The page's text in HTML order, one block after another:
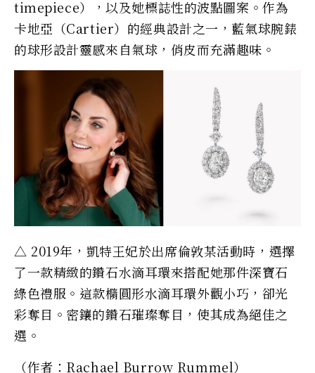
timepiece），以及她標誌性的波點圖案。作為
卡地亞（Cartier）的經典設計之一，藍氣球腕錶
的球形設計靈感來自氣球，俏皮而充滿趣味。
△ 2019年，凱特王妃於出席倫敦某活動時，選擇
了一款精緻的鑽石水滴耳環來搭配她那件深寶石
綠色禮服。這款橢圓形水滴耳環外觀小巧，卻光
彩奪目。密鑲的鑽石璀璨奪目，使其成為絕佳之
選。
（作者：Rachael Burrow Rummel）